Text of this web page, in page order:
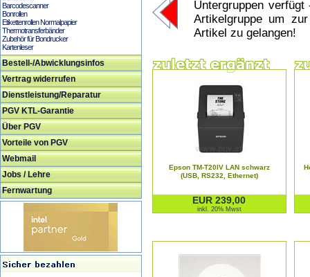
Barcodescanner
Bonrollen
Etikettenrollen Normalpapier
Thermotransferbänder
Zubehör für Bondrucker
Kartenleser
Bestell-/Abwicklungsinfos
Vertrag widerrufen
Dienstleistung/Reparatur
PGV KTL-Garantie
Über PGV
Vorteile von PGV
Webmail
Jobs / Lehre
Fernwartung
Untergruppen
Artikelgruppe um
Artikel zu gelangen!
Epson TM-T20IV LAN schwarz
(USB, RS232, Ethernet)
EUR 239,00
inkl. 20% Mwst